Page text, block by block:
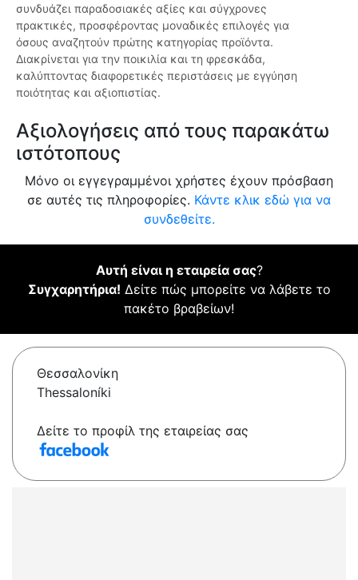
συνδυάζει παραδοσιακές αξίες και σύγχρονες
πρακτικές, προσφέροντας μοναδικές επιλογές για
όσους αναζητούν πρώτης κατηγορίας προϊόντα.
Διακρίνεται για την ποικιλία και τη φρεσκάδα,
καλύπτοντας διαφορετικές περιστάσεις με εγγύηση
ποιότητας και αξιοπιστίας.
Αξιολογήσεις από τους παρακάτω
ιστότοπους
Μόνο οι εγγεγραμμένοι χρήστες έχουν πρόσβαση
σε αυτές τις πληροφορίες. Κάντε κλικ εδώ για να
συνδεθείτε.
Αυτή είναι η εταιρεία σας?
Συγχαρητήρια! Δείτε πώς μπορείτε να λάβετε το
πακέτο βραβείων!
Θεσσαλονίκη
Thessaloníki
Δείτε το προφίλ της εταιρείας σας